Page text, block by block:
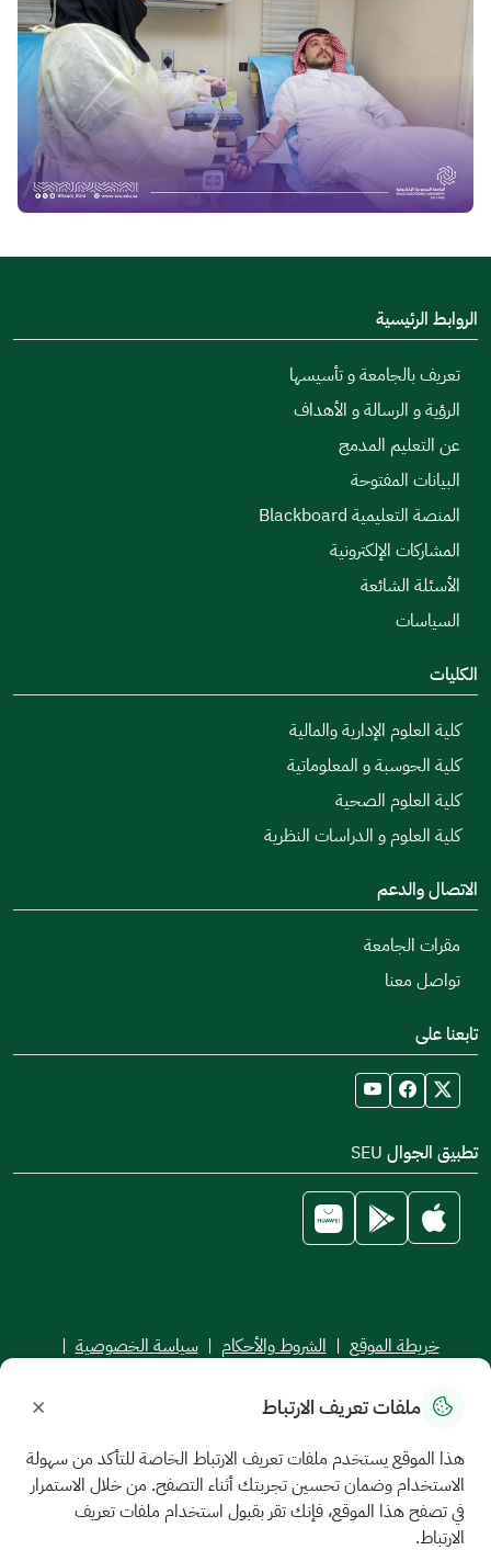
الروابط الرئيسية
تعريف بالجامعة و تأسيسها
الرؤية و الرسالة و الأهداف
عن التعليم المدمج
البيانات المفتوحة
المنصة التعليمية Blackboard
المشاركات الإلكترونية
الأسئلة الشائعة
السياسات
الكليات
كلية العلوم الإدارية والمالية
كلية الحوسبة و المعلوماتية
كلية العلوم الصحية
كلية العلوم و الدراسات النظرية
الاتصال والدعم
مقرات الجامعة
تواصل معنا
تابعنا على
تطبيق الجوال SEU
خريطة الموقع | الشروط والأحكام | سياسة الخصوصية |
جميع الحقوق محفوظة للجامعة السعودية الإلكترونية © 2026
ملفات تعريف الارتباط ×
هذا الموقع يستخدم ملفات تعريف الارتباط الخاصة للتأكد من سهولة
الاستخدام وضمان تحسين تجربتك أثناء التصفح. من خلال الاستمرار
في تصفح هذا الموقع، فإنك تقر بقبول استخدام ملفات تعريف
الارتباط.